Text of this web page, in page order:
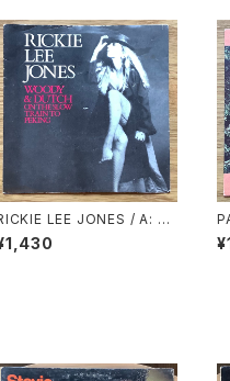
LEE JONES / A: W
& DUTCH ON THE
TRAIN TO PEKING